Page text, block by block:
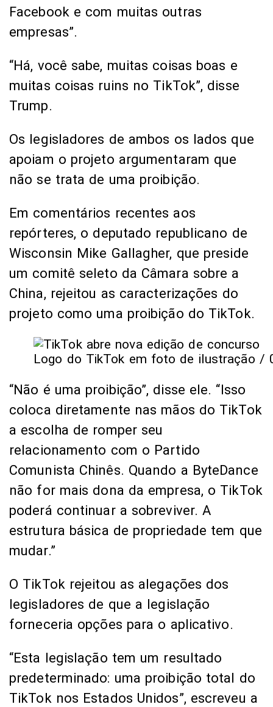
Facebook e com muitas outras
empresas”.
“Há, você sabe, muitas coisas boas e
muitas coisas ruins no TikTok”, disse
Trump.
Os legisladores de ambos os lados que
apoiam o projeto argumentaram que
não se trata de uma proibição.
Em comentários recentes aos
repórteres, o deputado republicano de
Wisconsin Mike Gallagher, que preside
um comitê seleto da Câmara sobre a
China, rejeitou as caracterizações do
projeto como uma proibição do TikTok.
Logo do TikTok em foto de ilustração /
“Não é uma proibição”, disse ele. “Isso
coloca diretamente nas mãos do TikTok
a escolha de romper seu
relacionamento com o Partido
Comunista Chinês. Quando a ByteDance
não for mais dona da empresa, o TikTok
poderá continuar a sobreviver. A
estrutura básica de propriedade tem que
mudar.”
O TikTok rejeitou as alegações dos
legisladores de que a legislação
forneceria opções para o aplicativo.
“Esta legislação tem um resultado
predeterminado: uma proibição total do
TikTok nos Estados Unidos”, escreveu a